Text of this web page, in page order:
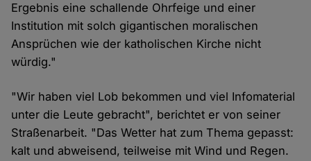
Ergebnis eine schallende Ohrfeige und einer
Institution mit solch gigantischen moralischen
Ansprüchen wie der katholischen Kirche nicht
würdig."
"Wir haben viel Lob bekommen und viel Infomaterial
unter die Leute gebracht", berichtet er von seiner
Straßenarbeit. "Das Wetter hat zum Thema gepasst:
kalt und abweisend, teilweise mit Wind und Regen.